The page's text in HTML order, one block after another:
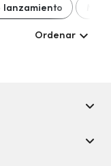
lanzamiento
Ordenar